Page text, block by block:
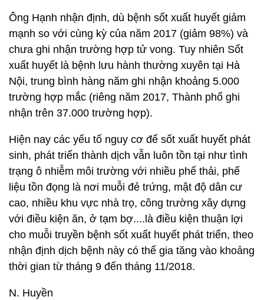
Ông Hạnh nhận định, dù bệnh sốt xuất huyết giảm
mạnh so với cùng kỳ của năm 2017 (giảm 98%) và
chưa ghi nhận trường hợp tử vong. Tuy nhiên Sốt
xuất huyết là bệnh lưu hành thường xuyên tại Hà
Nội, trung bình hàng năm ghi nhận khoảng 5.000
trường hợp mắc (riêng năm 2017, Thành phố ghi
nhận trên 37.000 trường hợp).
Hiện nay các yếu tố nguy cơ để sốt xuất huyết phát
sinh, phát triển thành dịch vẫn luôn tồn tại như tình
trạng ô nhiễm môi trường với nhiều phế thải, phế
liệu tồn đọng là nơi muỗi đẻ trứng, mật độ dân cư
cao, nhiều khu vực nhà trọ, công trường xây dựng
với điều kiện ăn, ở tạm bợ....là điều kiện thuận lợi
cho muỗi truyền bệnh sốt xuất huyết phát triển, theo
nhận định dịch bệnh này có thể gia tăng vào khoảng
thời gian từ tháng 9 đến tháng 11/2018.
N. Huyền